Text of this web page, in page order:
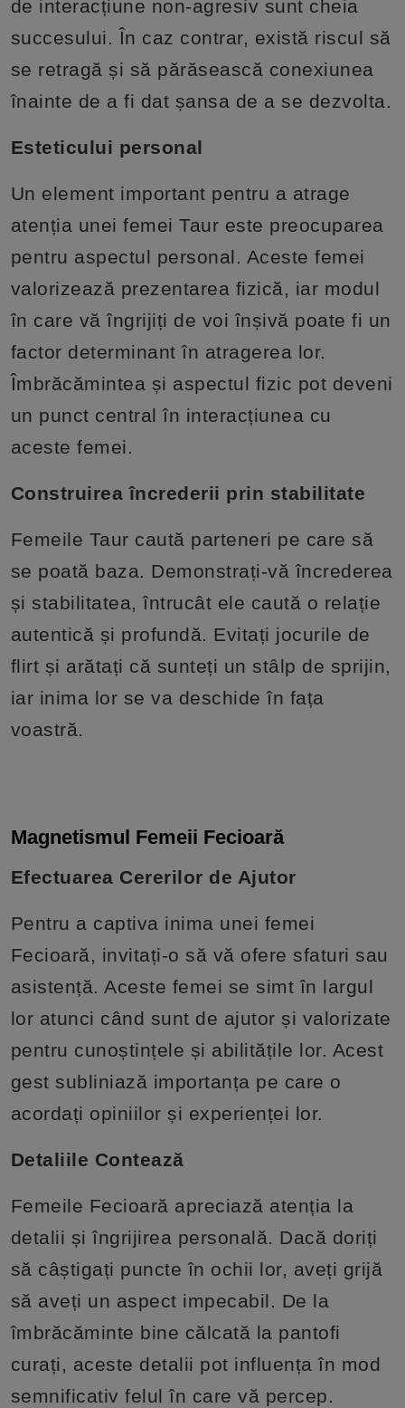
de interacțiune non-agresiv sunt cheia
succesului. În caz contrar, există riscul să
se retragă și să părăsească conexiunea
înainte de a fi dat șansa de a se dezvolta.
Esteticului personal
Un element important pentru a atrage
atenția unei femei Taur este preocuparea
pentru aspectul personal. Aceste femei
valorizează prezentarea fizică, iar modul
în care vă îngrijiți de voi înșivă poate fi un
factor determinant în atragerea lor.
Îmbrăcămintea și aspectul fizic pot deveni
un punct central în interacțiunea cu
aceste femei.
Construirea încrederii prin stabilitate
Femeile Taur caută parteneri pe care să
se poată baza. Demonstrați-vă încrederea
și stabilitatea, întrucât ele caută o relație
autentică și profundă. Evitați jocurile de
flirt și arătați că sunteți un stâlp de sprijin,
iar inima lor se va deschide în fața
voastră.
Magnetismul Femeii Fecioară
Efectuarea Cererilor de Ajutor
Pentru a captiva inima unei femei
Fecioară, invitați-o să vă ofere sfaturi sau
asistență. Aceste femei se simt în largul
lor atunci când sunt de ajutor și valorizate
pentru cunoștințele și abilitățile lor. Acest
gest subliniază importanța pe care o
acordați opiniilor și experienței lor.
Detaliile Contează
Femeile Fecioară apreciază atenția la
detalii și îngrijirea personală. Dacă doriți
să câștigați puncte în ochii lor, aveți grijă
să aveți un aspect impecabil. De la
îmbrăcăminte bine călcată la pantofi
curați, aceste detalii pot influența în mod
semnificativ felul în care vă percep.